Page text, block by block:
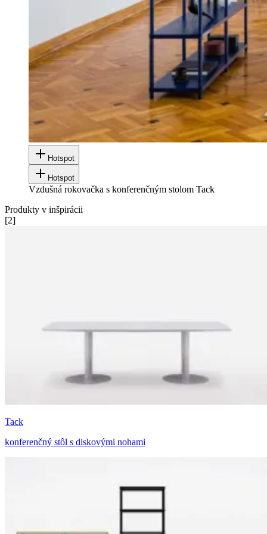
Hotspot
Hotspot
Vzdušná rokovačka s konferenčným stolom Tack
Produkty v inšpirácii
[2]
Tack
konferenčný stôl s diskovými nohami